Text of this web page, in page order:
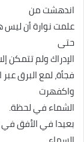
اندهشت من
علمت نوارة أن ليس
حتى
الإدراك ولم تتمكن
فجأة، لمع البرق
واكفهرت
الشماء في لحظة.
بعيدا في الأفق في